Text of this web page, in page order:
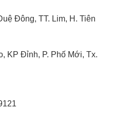
Đông, TT. Lim, H. Tiên
KP Đỉnh, P. Phố Mới, Tx.